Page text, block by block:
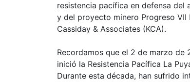
resistencia pacífica en defensa del
y del proyecto minero Progreso VII
Cassiday & Associates (KCA).
Recordamos que el 2 de marzo de
inició la Resistencia Pacífica La
Durante esta década, han sufrido